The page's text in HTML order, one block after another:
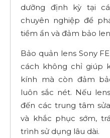
dưỡng định kỳ tại
chuyên nghiệp để
tiềm ẩn và đảm bảo
Bảo quản lens Sony
cách không chỉ giúp
kính mà còn đảm
luôn sắc nét. Nếu
đến các trung tâm
và khắc phục sớm,
trình sử dụng lâu dài.